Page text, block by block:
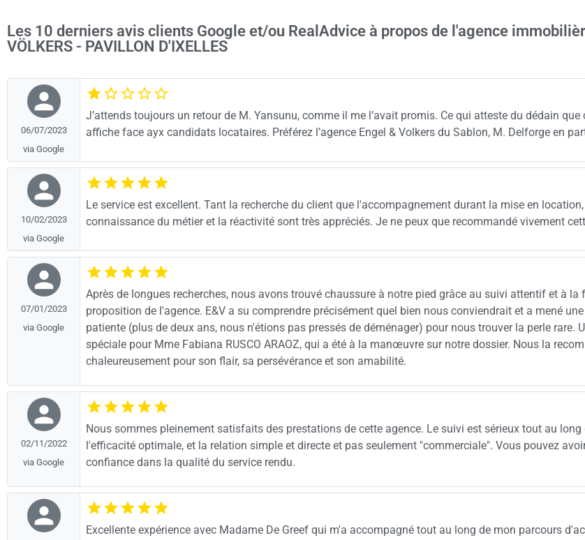
Les 10 derniers avis clients Google et/ou RealAdvice à propos de l'agence
VÖLKERS - PAVILLON D'IXELLES
06/07/2023
via Google
J’attends toujours un retour de M. Yansunu, comme il me l’avait promis. Ce qui atteste du dédain que
affiche face ayx candidats locataires. Préférez l’agence Engel & Volkers du Sablon, M. Delforge en
10/02/2023
via Google
Le service est excellent. Tant la recherche du client que l'accompagnement durant la mise en
connaissance du métier et la réactivité sont très appréciés. Je ne peux que recommandé vivement
07/01/2023
via Google
Après de longues recherches, nous avons trouvé chaussure à notre pied grâce au suivi attentif et à la
proposition de l'agence. E&V a su comprendre précisément quel bien nous conviendrait et a mené
patiente (plus de deux ans, nous n'étions pas pressés de déménager) pour nous trouver la perle rare.
spéciale pour Mme Fabiana RUSCO ARAOZ, qui a été à la manœuvre sur notre dossier. Nous la
chaleureusement pour son flair, sa persévérance et son amabilité.
02/11/2022
via Google
Nous sommes pleinement satisfaits des prestations de cette agence. Le suivi est sérieux tout au long
l'efficacité optimale, et la relation simple et directe et pas seulement "commerciale". Vous pouvez
confiance dans la qualité du service rendu.
Excellente expérience avec Madame De Greef qui m'a accompagné tout au long de mon parcours